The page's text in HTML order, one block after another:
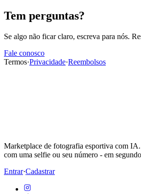
Tem perguntas?
Se algo não ficar claro, escreva para nós.
Fale conosco
Termos·Privacidade·Reembolsos
Marketplace de fotografia esportiva com
com uma selfie ou seu número - em
Entrar·Cadastrar